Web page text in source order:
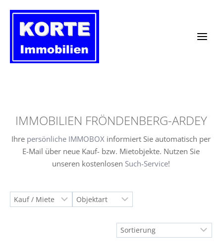
Inhalt
springen
IMMOBILIEN FRÖNDENBERG-ARDEY
Ihre persönliche IMMOBOX informiert Sie automatisch per
E-Mail über neue Kauf- bzw. Mietobjekte. Nutzen Sie
unseren kostenlosen Such-Service!